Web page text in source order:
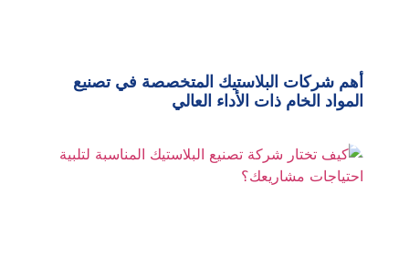
أهم شركات البلاستيك المتخصصة في تصنيع
المواد الخام ذات الأداء العالي